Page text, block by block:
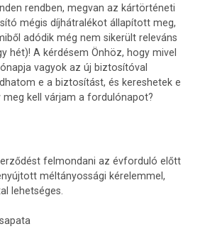
rendben, megvan az kártörténeti
mégis díjhátralékot állapított meg,
adódik még nem sikerült releváns
hét)! A kérdésem Önhöz, hogy mivel
vagyok az új biztosítóval
e a biztosítást, és kereshetek e
meg kell várjam a fordulónapot?
felmondani az évforduló előtt
méltányossági kérelemmel,
lehetséges.